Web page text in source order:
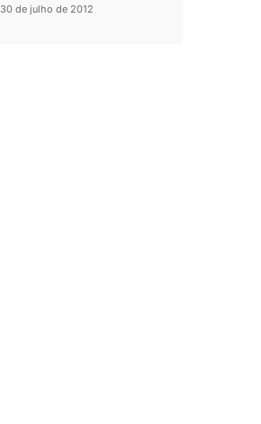
30 de julho de 2012